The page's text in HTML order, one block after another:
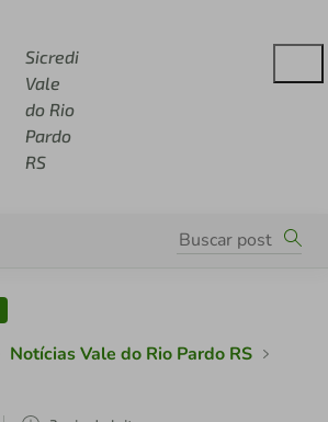
Sicredi
Vale
do Rio
Pardo
RS
Notícias Vale do Rio Pardo RS